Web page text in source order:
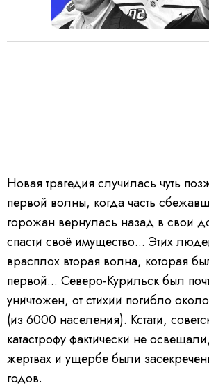
Новая трагедия случилась чуть
первой волны, когда часть
горожан вернулась назад в свои
спасти своё имущество... Этих
врасплох вторая волна, которая
первой... Северо-Курильск был
уничтожен, от стихии погибло
(из 6000 населения). Кстати,
катастрофу фактически не
жертвах и ущербе были
годов.